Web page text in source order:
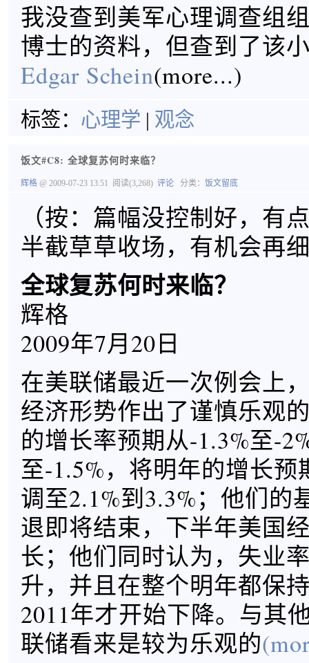
我没查到美军心理调查组
博士的资料，但查到了该
Edgar Schein(more...)
标签： 心理学 | 观念
饭文#C8: 全球复苏何时来临？
辉格 @ 2009-07-23 13:51 阅读(3,268) 评论 分类： 饭文留底
（按：篇幅没控制好，有
半截草草收场，有机会再
全球复苏何时来临？
辉格
2009年7月20日
在美联储最近一次例会上
经济形势作出了谨慎乐观
的增长率预期从-1.3%至-
至-1.5%，将明年的增长预
调至2.1%到3.3%；他们的
退即将结束，下半年美国
长；他们同时认为，失业
升，并且在整个明年都保
2011年才开始下降。与其
联储看来是较为乐观的